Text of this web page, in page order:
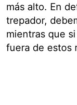
más alto. En
trepador,
mientras que
fuera de estos